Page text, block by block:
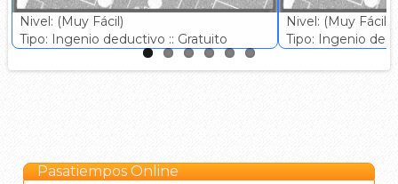
Nivel: (Muy Fácil)
Tipo: Ingenio deductivo :: Gratuito
Nivel: (Muy Fácil)
Tipo: Ingenio
Pasatiempos Online